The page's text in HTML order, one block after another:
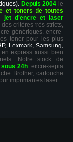
Depuis 2004 le
et toners de toutes
jet d'encre et laser
critères très stricts,
génériques. encre-
toner pour les plus
Lexmark, Samsung,
express aussi bien
Notre stock de
sous 24h. encre-sepia
Brother, cartouche
imprimantes laser.